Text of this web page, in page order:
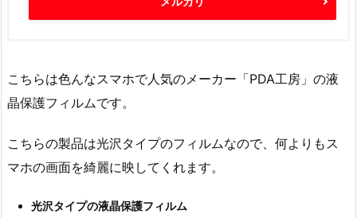
こちらは色んなスマホで人気のメーカー「PDA工房」の液
晶保護フィルムです。
こちらの製品は光沢タイプのフィルムなので、何よりもス
マホの画面を綺麗に映してくれます。
光沢タイプの液晶保護フィルム